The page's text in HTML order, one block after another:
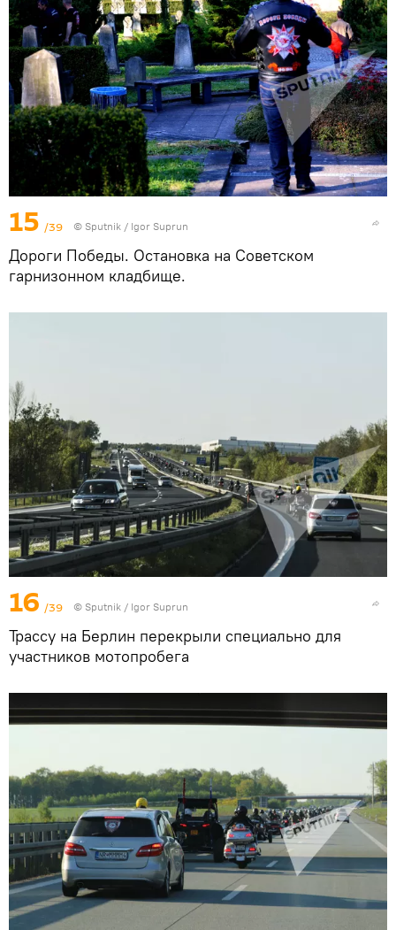
15 /39 © Sputnik / Igor Suprun
Дороги Победы. Остановка на Советском
гарнизонном кладбище.
16 /39 © Sputnik / Igor Suprun
Трассу на Берлин перекрыли специально для
участников мотопробега